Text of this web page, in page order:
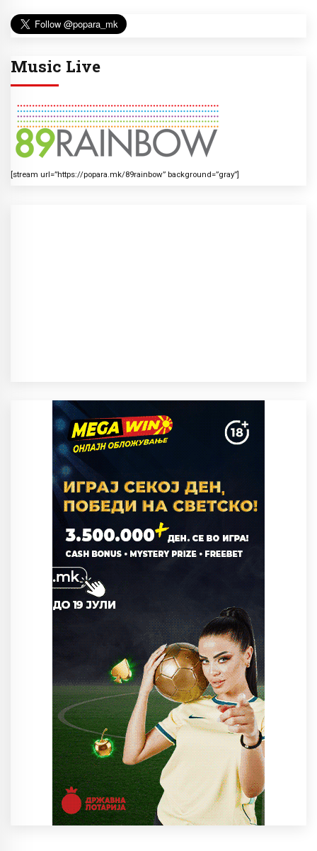
Music Live
[stream url=”https://popara.mk/89rainbow” background=”gray”]